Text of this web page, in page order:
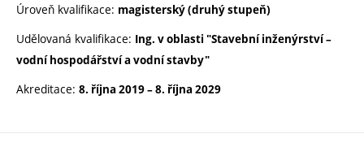
Úroveň kvalifikace: magisterský (druhý stupeň)
Udělovaná kvalifikace: Ing. v oblasti "Stavební inženýrství –
vodní hospodářství a vodní stavby"
Akreditace: 8. října 2019–8. října 2029